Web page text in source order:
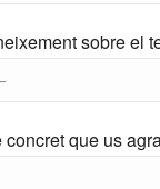
sobre el
que us